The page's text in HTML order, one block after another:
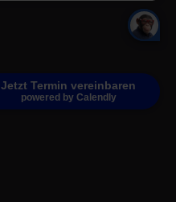
Jetzt Termin vereinbaren
powered by Calendly